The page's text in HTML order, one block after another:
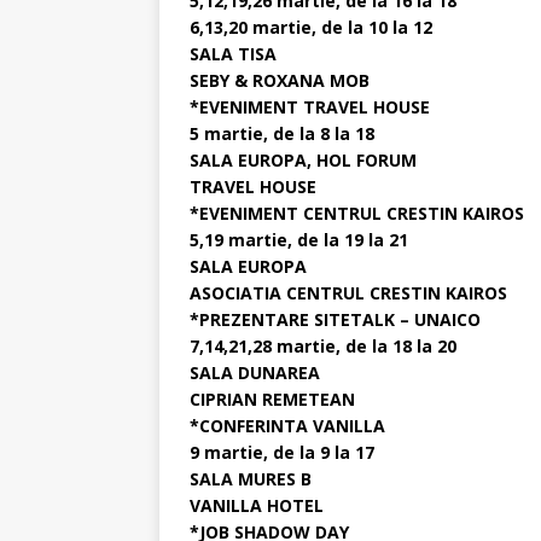
6,13,20 martie, de la 10 la 12
SALA TISA
SEBY & ROXANA MOB
*EVENIMENT TRAVEL HOUSE
5 martie, de la 8 la 18
SALA EUROPA, HOL FORUM
TRAVEL HOUSE
*EVENIMENT CENTRUL CRESTIN KAIROS
5,19 martie, de la 19 la 21
SALA EUROPA
ASOCIATIA CENTRUL CRESTIN KAIROS
*PREZENTARE SITETALK – UNAICO
7,14,21,28 martie, de la 18 la 20
SALA DUNAREA
CIPRIAN REMETEAN
*CONFERINTA VANILLA
9 martie, de la 9 la 17
SALA MURES B
VANILLA HOTEL
*JOB SHADOW DAY